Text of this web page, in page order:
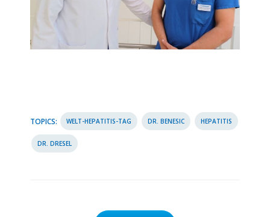
TOPICS: WELT-HEPATITIS-TAG DR. BENESIC HEPATITIS
DR. DRESEL